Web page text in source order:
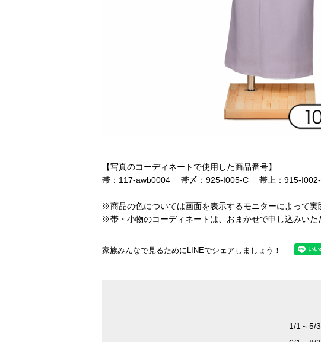
【写真のコーディネートで使用した商品番号】
帯：117-awb0004 帯〆：925-I005-C 帯上：915-
※商品の色については画面を表示するモニターによって
※帯・小物のコーディネートは、おまかせで申し込みい
家族みんなで見るためにLINEでシェアしましょう！
1/1～5/